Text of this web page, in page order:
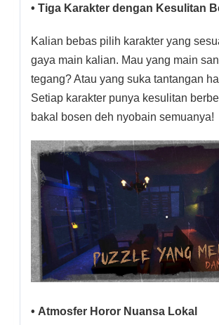
• Tiga Karakter dengan Kesulitan
Kalian bebas pilih karakter yang
gaya main kalian. Mau yang main
tegang? Atau yang suka tantangan
Setiap karakter punya kesulitan
bakal bosen deh nyobain semuanya!
• Atmosfer Horor Nuansa Lokal